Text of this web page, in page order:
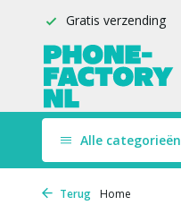
Gratis verzending
Alle categorieën
Terug Home